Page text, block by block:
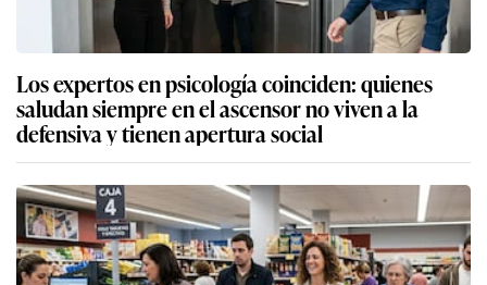
Los expertos en psicología coinciden: quienes
saludan siempre en el ascensor no viven a la
defensiva y tienen apertura social